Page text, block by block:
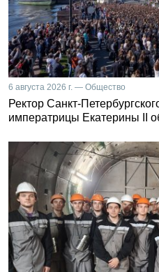
6 августа 2026 г. — Общество
Ректор Санкт-
императрицы Екатерины II